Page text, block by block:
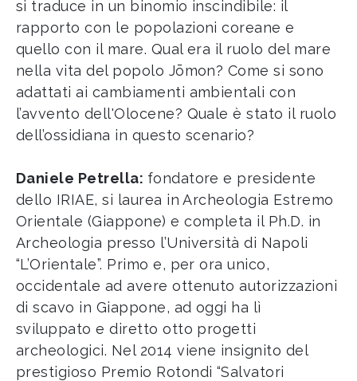
si traduce in un binomio inscindibile: il
rapporto con le popolazioni coreane e
quello con il mare. Qual era il ruolo del mare
nella vita del popolo Jōmon? Come si sono
adattati ai cambiamenti ambientali con
l’avvento dell'Olocene? Quale è stato il ruolo
dell’ossidiana in questo scenario?
Daniele Petrella: fondatore e presidente
dello IRIAE, si laurea in Archeologia Estremo
Orientale (Giappone) e completa il Ph.D. in
Archeologia presso l’Università di Napoli
“L’Orientale”. Primo e, per ora unico,
occidentale ad avere ottenuto autorizzazioni
di scavo in Giappone, ad oggi ha lì
sviluppato e diretto otto progetti
archeologici. Nel 2014 viene insignito del
prestigioso Premio Rotondi “Salvatori